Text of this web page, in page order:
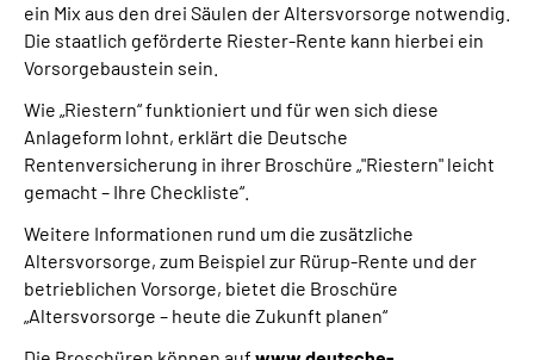
Inhalte in Gebärdensprache (DGS)
Mein Kundenportal
ein Mix aus den drei Säulen der Altersvorsorge notwendig.
Die staatlich geförderte Riester-Rente kann hierbei ein
Vorsorgebaustein sein.
Wie „Riestern“ funktioniert und für wen sich diese
Anlageform lohnt, erklärt die Deutsche
Rentenversicherung in ihrer Broschüre „"Riestern" leicht
gemacht – Ihre Checkliste“.
Weitere Informationen rund um die zusätzliche
Altersvorsorge, zum Beispiel zur Rürup-Rente und der
betrieblichen Vorsorge, bietet die Broschüre
„Altersvorsorge – heute die Zukunft planen“